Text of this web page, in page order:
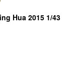
Hua 2015 1/43